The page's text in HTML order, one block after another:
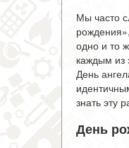
Мы часто
одно и то
каждым из
День
знать эту
День